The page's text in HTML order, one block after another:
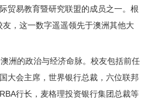
贸易教育暨研究联盟的成员之一。根
，这一数字遥遥领先于澳洲其他大
洲的政治与经济命脉。校友包括前任
大会主席，世界银行总裁，六位联邦
行长，麦格理投资银行集团总裁等